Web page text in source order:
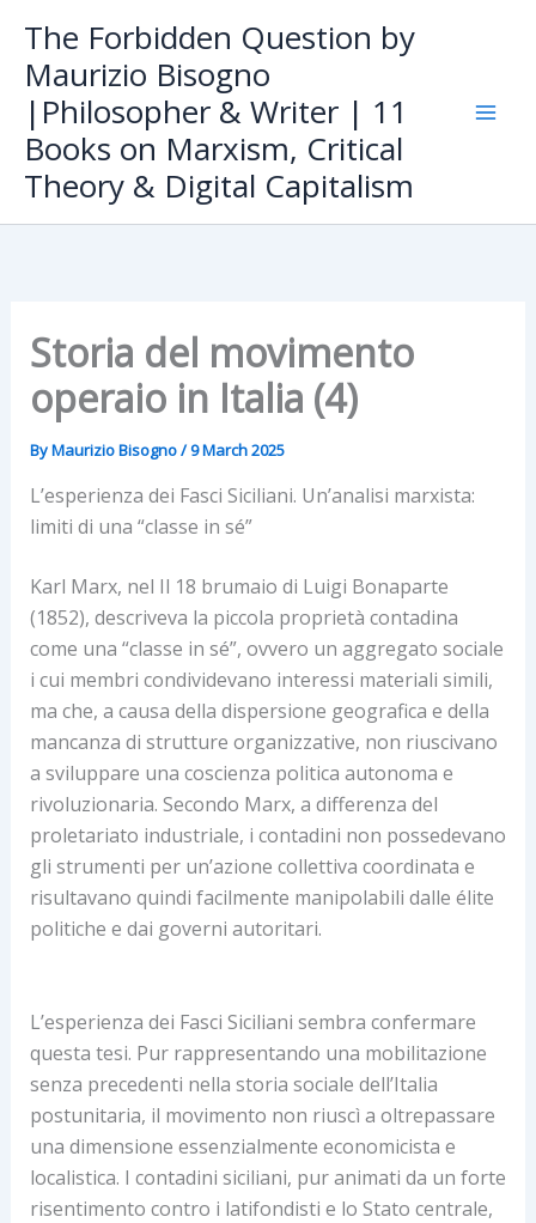
content
The Forbidden Question by
Maurizio Bisogno
|Philosopher & Writer | 11
Books on Marxism, Critical
Theory & Digital Capitalism
Storia del movimento
operaio in Italia (4)
ByMaurizio Bisogno/9 March 2025
L’esperienza dei Fasci Siciliani. Un’analisi marxista:
limiti di una “classe in sé”
Karl Marx, nel Il 18 brumaio di Luigi Bonaparte
(1852), descriveva la piccola proprietà contadina
come una “classe in sé”, ovvero un aggregato sociale
i cui membri condividevano interessi materiali simili,
ma che, a causa della dispersione geografica e della
mancanza di strutture organizzative, non riuscivano
a sviluppare una coscienza politica autonoma e
rivoluzionaria. Secondo Marx, a differenza del
proletariato industriale, i contadini non possedevano
gli strumenti per un’azione collettiva coordinata e
risultavano quindi facilmente manipolabili dalle élite
politiche e dai governi autoritari.
L’esperienza dei Fasci Siciliani sembra confermare
questa tesi. Pur rappresentando una mobilitazione
senza precedenti nella storia sociale dell’Italia
postunitaria, il movimento non riuscì a oltrepassare
una dimensione essenzialmente economicista e
localistica. I contadini siciliani, pur animati da un forte
risentimento contro i latifondisti e lo Stato centrale,